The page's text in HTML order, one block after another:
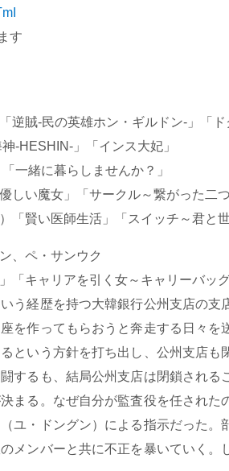
す
逆賊-民の英雄ホン・ギルドン-」「ド
-HESHIN-」「インス大妃」
一緒に暮らしませんか？」
しい魔女」「サークル～繋がった二つ
「賢い医師生活」「スイッチ～君と
、ペ・サンウク
キャリアを引く女～キャリーバッグ
う経歴を持つ大韓銀行公州支店の支
を作ってもらおうと奔走する日々を
という方針を打ち出し、公州支店も
するも、結局公州支店は閉鎖される
まる。なぜ自分が監査役を任された
ユ・ドングン）による指示だった。
メンバーと共に不正を暴いていく。